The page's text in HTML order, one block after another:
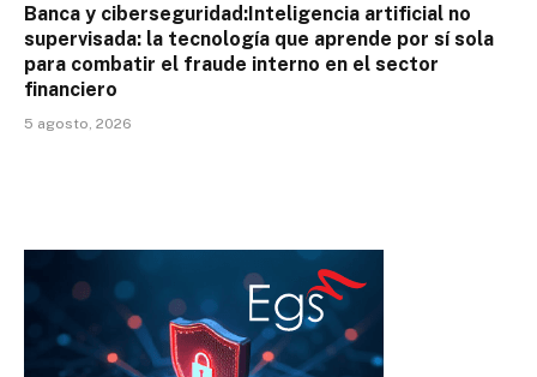
Banca y ciberseguridad:Inteligencia artificial no
supervisada: la tecnología que aprende por sí sola
para combatir el fraude interno en el sector
financiero
5 agosto, 2026